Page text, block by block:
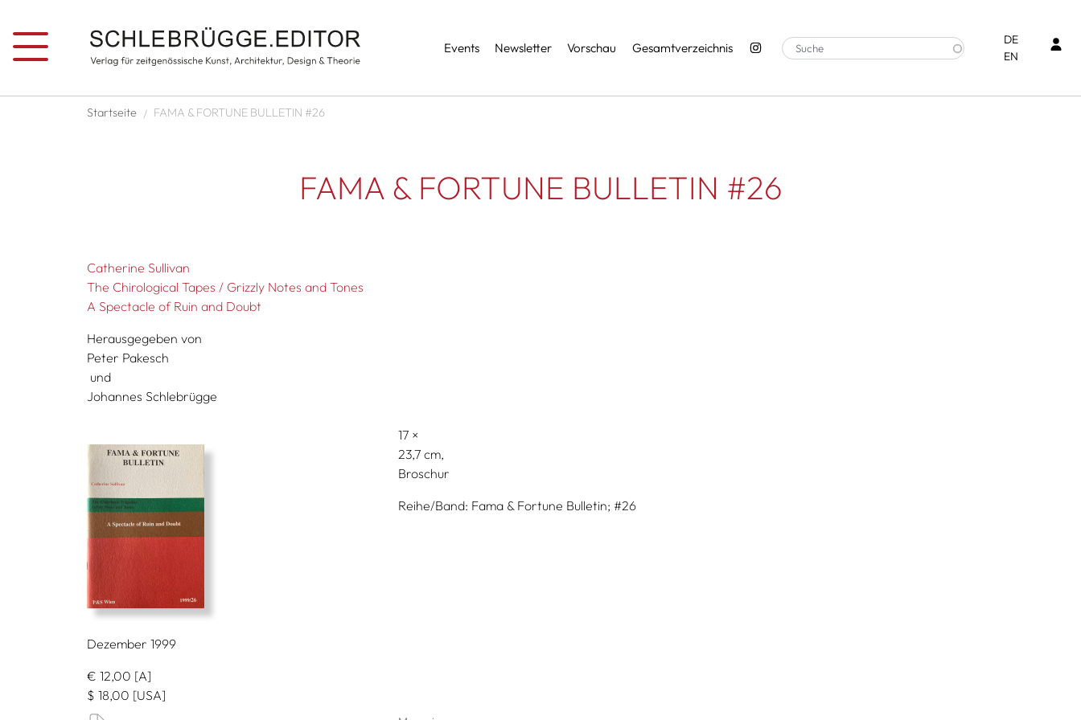
Services
Events Newsletter Vorschau Gesamtverzeichnis
DE
EN
Pfadnavigation
Startseite FAMA & FORTUNE BULLETIN #26
FAMA & FORTUNE BULLETIN #26
Catherine Sullivan
The Chirological Tapes / Grizzly Notes and Tones
A Spectacle of Ruin and Doubt
Herausgegeben von
Peter Pakesch
und
Johannes Schlebrügge
Dezember 1999
€ 12,00 [A]
$ 18,00 [USA]
17
23,7
Broschur
Reihe/Band Fama & Fortune Bulletin; #26